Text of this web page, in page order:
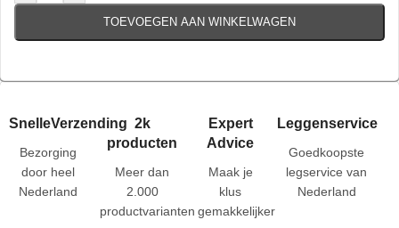
TOEVOEGEN AAN WINKELWAGEN
SnelleVerzending
Bezorging
door heel
Nederland
2k
producten
Meer dan
2.000
productvarianten
Expert
Advice
Maak je
klus
gemakkelijker
Leggenservice
Goedkoopste
legservice van
Nederland